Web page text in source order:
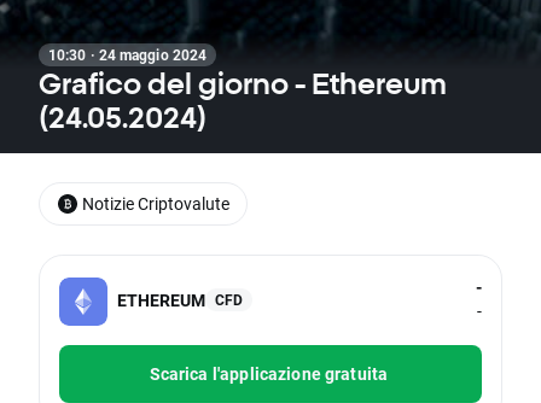
10:30 · 24 maggio 2024
Grafico del giorno - Ethereum
(24.05.2024)
ETHEREUM CFD
-
-
Scarica l'applicazione gratuita
Notizie Criptovalute